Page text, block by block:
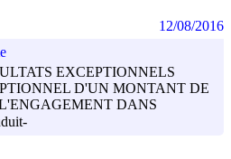
EXCEPTIONNELS
D'UN MONTANT DE
DANS
12/08/2016